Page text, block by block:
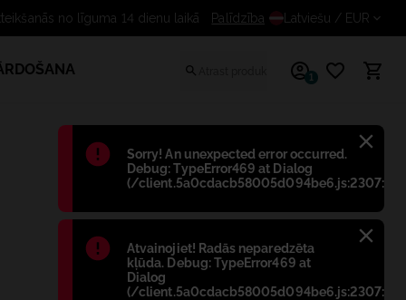
Błąd:
Sorry! An unexpected error occurred.
Debug: TypeError469 at Dialog
(/
Błąd:
Atvainojiet! Radās neparedzēta
kļūda. Debug: TypeError469 at
Dialog
(/
Bezmaksas atteikšanās no līguma 14 dienu
Palīdzība Latviešu / EUR
1